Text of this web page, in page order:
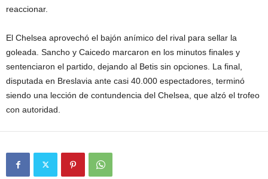
reaccionar.
El Chelsea aprovechó el bajón anímico del rival para sellar la
goleada. Sancho y Caicedo marcaron en los minutos finales y
sentenciaron el partido, dejando al Betis sin opciones. La final,
disputada en Breslavia ante casi 40.000 espectadores, terminó
siendo una lección de contundencia del Chelsea, que alzó el trofeo
con autoridad.